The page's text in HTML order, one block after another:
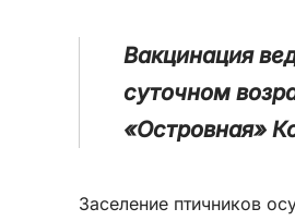
Вакцинация
суточном
«Островная»
Заселение птичников